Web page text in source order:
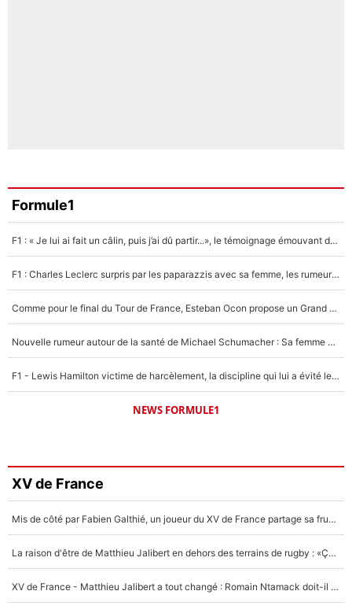
Formule1
F1 : « Je lui ai fait un câlin, puis j’ai dû partir...», le témoignage émouvant de Max Verstappen sur sa fille
F1 : Charles Leclerc surpris par les paparazzis avec sa femme, les rumeurs étaient vraies !
Comme pour le final du Tour de France, Esteban Ocon propose un Grand Prix de Formule 1 à Paris : «Autour de l’Arc de Triomphe, ce serait génial» !
Nouvelle rumeur autour de la santé de Michael Schumacher : Sa femme Corinna sort du silence
F1 - Lewis Hamilton victime de harcèlement, la discipline qui lui a évité le pire : «J'aurais probablement mal tourné»
NEWS FORMULE1
XV de France
Mis de côté par Fabien Galthié, un joueur du XV de France partage sa frustration : «ils ne me l’ont pas dit tout de suite»
La raison d'être de Matthieu Jalibert en dehors des terrains de rugby : «Ça m'atteint autant que si tu touches à un membre de ma famille»
XV de France - Matthieu Jalibert a tout changé : Romain Ntamack doit-il s’inquiéter pour sa place à un an de la Coupe du monde ?